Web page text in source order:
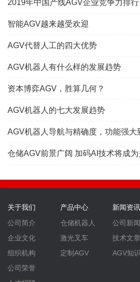
2019年中国产线AGV企业竞争力排
智能AGV越来越受欢迎
AGV代替人工的四大优势
AGV机器人有什么样的发展趋势
资本博弈AGV，胜算几何？
AGV机器人的七大发展趋势
AGV机器人导航与精确度，功能强大到
仓储AGV前景广阔 加码AI技术将成
关于我们
公司简介
企业文化
组织机构
公司荣誉
产品中心
仓储机器人
激光叉车
定制AGV
新闻资讯
公司新闻
技术文章
AGV知识